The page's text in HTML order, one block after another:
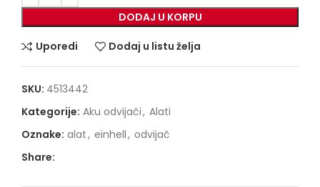
DODAJ U KORPU
Uporedi Dodaj u listu želja
SKU: 4513442
Kategorije: Aku odvijači, Alati
Oznake: alat, einhell, odvijač
Share: